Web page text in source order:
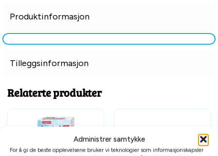
Administrer samtykke
For å gi de beste opplevelsene bruker vi teknologier som informasjonskapsler
Produktinformasjon
Tilleggsinformasjon
Relaterte produkter